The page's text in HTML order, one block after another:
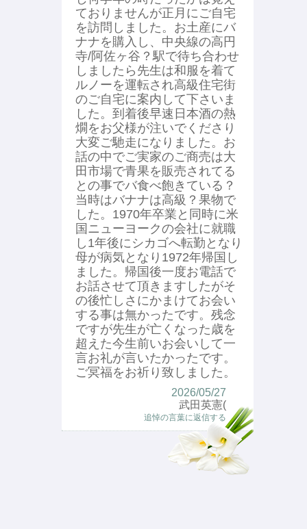
ておりませんが正月にご自宅
を訪問しました。お土産にバ
ナナを購入し、中央線の高円
寺/阿佐ヶ谷？駅で待ち合わせ
しましたら先生は和服を着て
ルノーを運転され高級住宅街
のご自宅に案内して下さいま
した。到着後早速日本酒の熱
燗をお父様が注いでくださり
大変ご馳走になりました。お
話の中でご実家のご商売は大
田市場で青果を販売されてる
との事でバ食べ飽きている？
当時はバナナは高級？果物で
した。1970年卒業と同時に米
国ニューヨークの会社に就職
し1年後にシカゴへ転勤となり
母が病気となり1972年帰国し
ました。帰国後一度お電話で
お話させて頂きますしたがそ
の後忙しさにかまけてお会い
する事は無かったです。残念
ですが先生が亡くなった歳を
超えた今生前いお会いして一
言お礼が言いたかったです。
ご冥福をお祈り致しました。
2026/05/27
武田英憲(
追悼の言葉に返信する